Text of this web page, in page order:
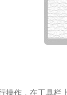
操作，在工具栏